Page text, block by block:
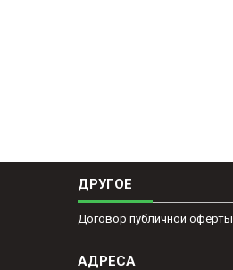
ДРУГОЕ
Договор публичной оферты